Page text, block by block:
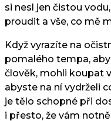
si nesl jen čistou
proudit a vše, co mě
Když vyrazíte na
pomalého tempa, aby
člověk, mohli koupat
abyste na ní vydrželi
je tělo schopné při
i přesto, že vám